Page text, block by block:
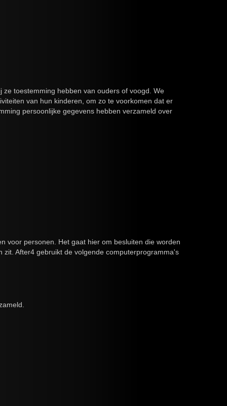
toestemming hebben van ouders of voogd. We
van hun kinderen, om zo te voorkomen dat er
persoonlijke gegevens hebben verzameld over
voor personen. Het gaat hier om besluiten die worden
After4 gebruikt de volgende computerprogramma's